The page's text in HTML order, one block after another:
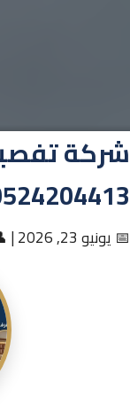
شركة
0524204413 اتصل الآن
📅 يونيو 23, 2026 |